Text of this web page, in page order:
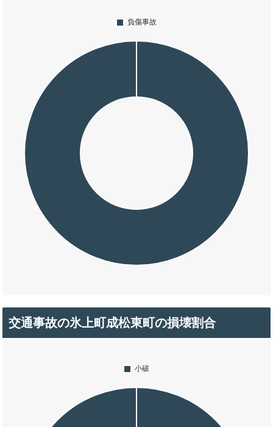
交通事故の氷上町成松東町の損壊割合